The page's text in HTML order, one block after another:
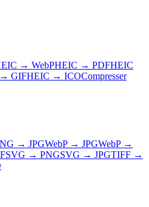
→ WebPHEIC → PDFHEIC
GIFHEIC → ICOCompresser
→ JPGWebP → JPGWebP →
SVG → PNGSVG → JPGTIFF →